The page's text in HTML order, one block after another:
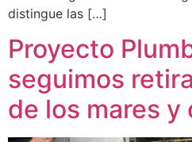
distingue las […]
Proyecto
seguimos
de los mares y